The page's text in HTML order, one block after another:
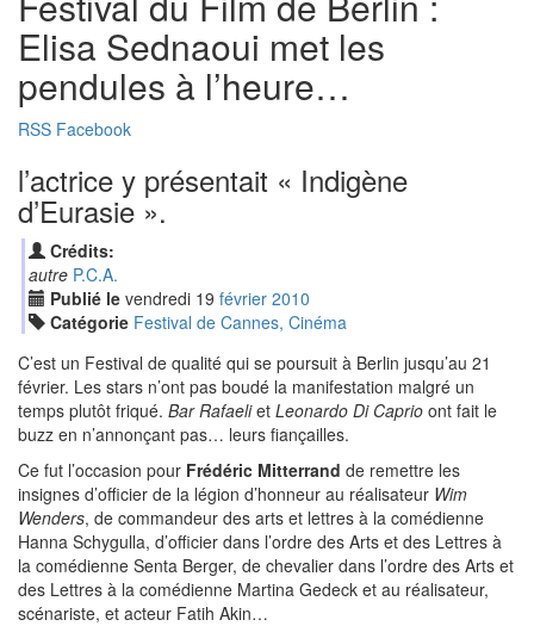
Elisa Sednaoui met les
pendules à l’heure…
RSS Facebook
l’actrice y présentait « Indigène
d’Eurasie ».
Crédits:
autre P.C.A.
Publié le vendredi 19 février 2010
Catégorie Festival de Cannes, Cinéma
C’est un Festival de qualité qui se poursuit à Berlin jusqu’au 21
février. Les stars n’ont pas boudé la manifestation malgré un
temps plutôt friqué. Bar Rafaeliet Leonardo Di Caprio ont fait le
buzz en n’annonçant pas… leurs fiançailles.
Ce fut l’occasion pour Frédéric Mitterrand de remettre les
insignes d’officier de la légion d’honneur au réalisateur Wim
Wenders, de commandeur des arts et lettres à la comédienne
Hanna Schygulla, d’officier dans l’ordre des Arts et des Lettres à
la comédienne Senta Berger, de chevalier dans l’ordre des Arts et
des Lettres à la comédienne Martina Gedeck et au réalisateur,
scénariste, et acteur Fatih Akin…